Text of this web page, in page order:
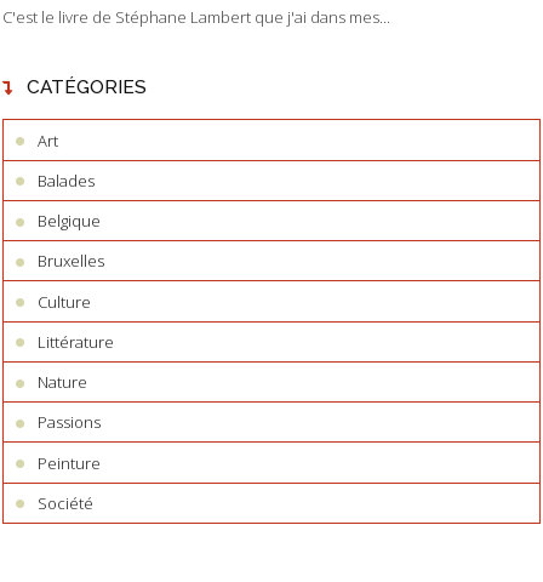
C'est le livre de Stéphane Lambert que j'ai dans mes...
CATÉGORIES
Art
Balades
Belgique
Bruxelles
Culture
Littérature
Nature
Passions
Peinture
Société